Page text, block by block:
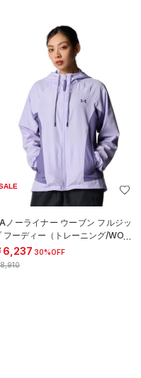
ノーライナー ウーブン フルジッ
フーディー（トレーニング/WOM
）6,237 30%OFF